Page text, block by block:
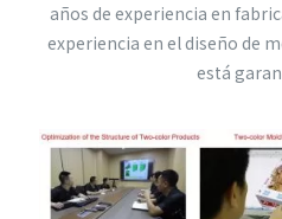
años de experiencia en
experiencia en el diseño de
está